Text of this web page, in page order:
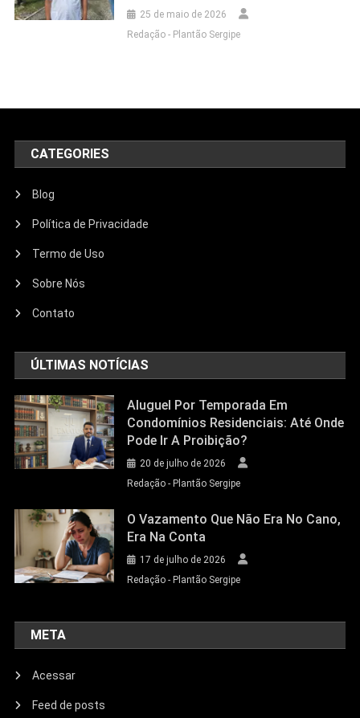
25 de maio de 2026
Redação - Plantão Sergipe
CATEGORIES
Blog
Política de Privacidade
Termo de Uso
Sobre Nós
Contato
ÚLTIMAS NOTÍCIAS
Aluguel Por Temporada Em
Condomínios Residenciais: Até Onde
Pode Ir A Proibição?
20 de julho de 2026
Redação - Plantão Sergipe
O Vazamento Que Não Era No Cano,
Era Na Conta
17 de julho de 2026
Redação - Plantão Sergipe
META
Acessar
Feed de posts